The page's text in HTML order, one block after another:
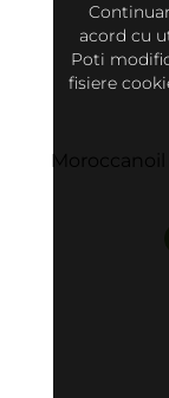
par -
acord cu
Poti
fisiere